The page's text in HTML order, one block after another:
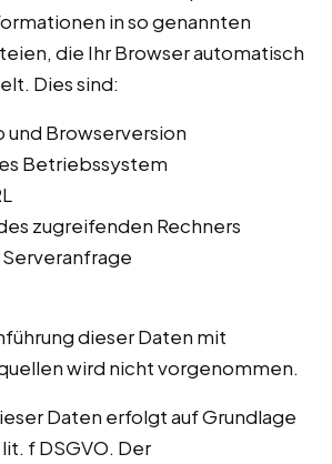
in so genannten
die Ihr Browser automatisch
Dies sind:
Browserversion
Betriebssystem
zugreifenden Rechners
dieser Daten mit
wird nicht vorgenommen.
Daten erfolgt auf Grundlage
f DSGVO. Der